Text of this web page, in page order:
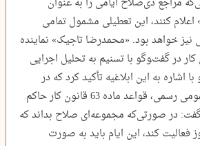
کنند، این تعطیلی مشمول تمامی
خواهد بود. «محمدرضا تاجیک» نماینده
در گفت‌‍وگو با تسنیم به تحلیل اجرایی
اشاره به این ابلاغیه تأکید کرد که در
صورت اعلام تعطیل عمومی رسمی، قواعد ماده 63 قانون کار حاکم
در صورتی‌که مجموعه‌ای صلاح بداند که
فعالیت کند، این ایام باید به صورت